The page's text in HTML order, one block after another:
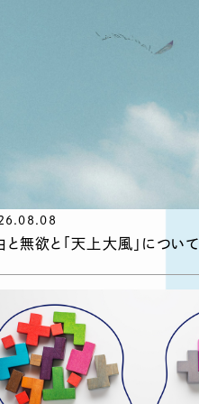
と無欲と「天上大風」について